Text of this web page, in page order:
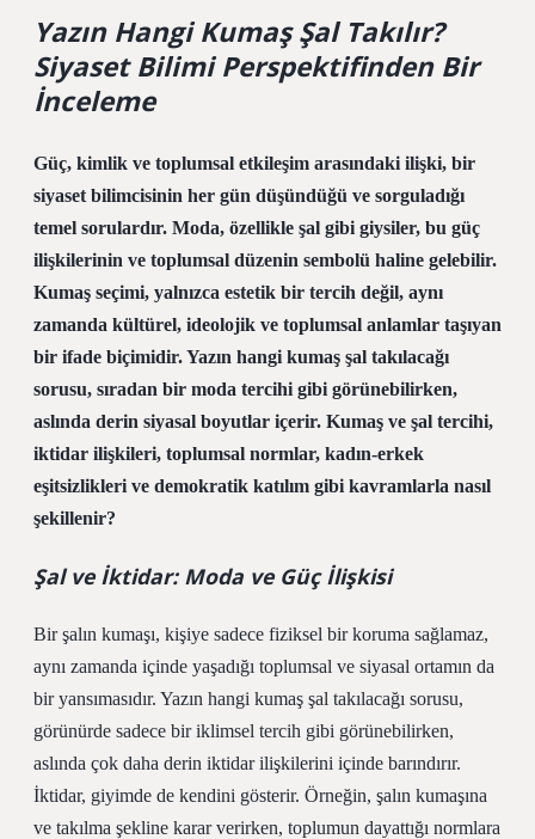
Yazın Hangi Kumaş Şal Takılır?
Siyaset Bilimi Perspektifinden Bir
İnceleme
Güç, kimlik ve toplumsal etkileşim arasındaki ilişki, bir
siyaset bilimcisinin her gün düşündüğü ve sorguladığı
temel sorulardır. Moda, özellikle şal gibi giysiler, bu güç
ilişkilerinin ve toplumsal düzenin sembolü haline gelebilir.
Kumaş seçimi, yalnızca estetik bir tercih değil, aynı
zamanda kültürel, ideolojik ve toplumsal anlamlar taşıyan
bir ifade biçimidir. Yazın hangi kumaş şal takılacağı
sorusu, sıradan bir moda tercihi gibi görünebilirken,
aslında derin siyasal boyutlar içerir. Kumaş ve şal tercihi,
iktidar ilişkileri, toplumsal normlar, kadın-erkek
eşitsizlikleri ve demokratik katılım gibi kavramlarla nasıl
şekillenir?
Şal ve İktidar: Moda ve Güç İlişkisi
Bir şalın kumaşı, kişiye sadece fiziksel bir koruma sağlamaz,
aynı zamanda içinde yaşadığı toplumsal ve siyasal ortamın da
bir yansımasıdır. Yazın hangi kumaş şal takılacağı sorusu,
görünürde sadece bir iklimsel tercih gibi görünebilirken,
aslında çok daha derin iktidar ilişkilerini içinde barındırır.
İktidar, giyimde de kendini gösterir. Örneğin, şalın kumaşına
ve takılma şekline karar verirken, toplumun dayattığı normlara